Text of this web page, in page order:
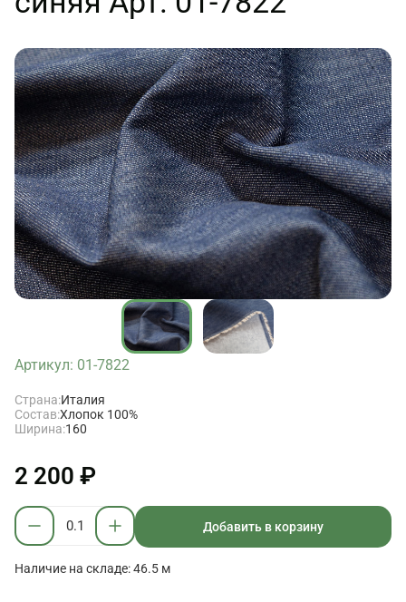
Артикул: 01-7822
Страна:Италия
Состав:Хлопок 100%
Ширина:160
2 200 ₽
Добавить в корзину
Наличие на складе: 46.5 м